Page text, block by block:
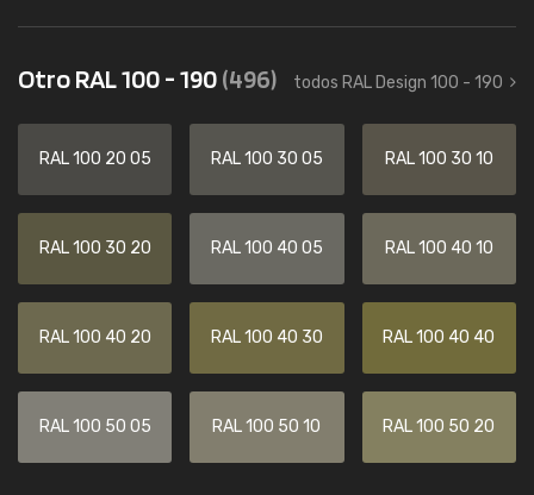
Otro RAL 100 - 190(496) todos RAL Design 100 - 190
RAL 100 20 05 RAL 100 30 05 RAL 100 30 10
RAL 100 30 20 RAL 100 40 05 RAL 100 40 10
RAL 100 40 20 RAL 100 40 30 RAL 100 40 40
RAL 100 50 05 RAL 100 50 10 RAL 100 50 20